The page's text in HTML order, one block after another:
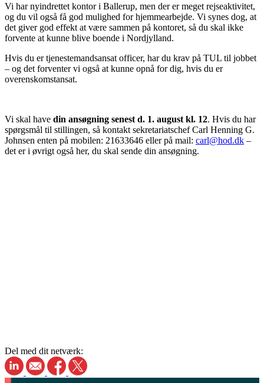
Vi har nyindrettet kontor i Ballerup, men der er meget rejseaktivitet,
og du vil også få god mulighed for hjemmearbejde. Vi synes dog, at
det giver god effekt at være sammen på kontoret, så du skal ikke
forvente at kunne blive boende i Nordjylland.
Hvis du er tjenestemandsansat officer, har du krav på TUL til jobbet
– og det forventer vi også at kunne opnå for dig, hvis du er
overenskomstansat.
Vi skal have din ansøgning senest d. 1. august kl. 12. Hvis du har
spørgsmål til stillingen, så kontakt sekretariatschef Carl Henning G.
Johnsen enten på mobilen: 21633646 eller på mail: carl@hod.dk –
det er i øvrigt også her, du skal sende din ansøgning.
Del med dit netværk: